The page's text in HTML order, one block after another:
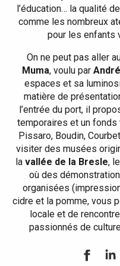
l’éducation… la qualité
comme les nombreux
pour les enfants
On ne peut pas aller
Muma, voulu par
espaces et sa
matière de
l’entrée du port, il
temporaires et un fonds
Pissaro, Boudin,
visiter des musées
la vallée de la Bresle,
où des
organisées
cidre et la pomme, vous
locale et de
passionnés de